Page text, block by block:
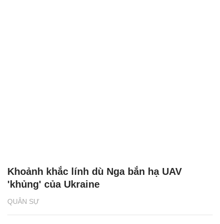
QUÂN SỰ
Khoảnh khắc lính dù Nga bắn hạ UAV
'khủng' của Ukraine